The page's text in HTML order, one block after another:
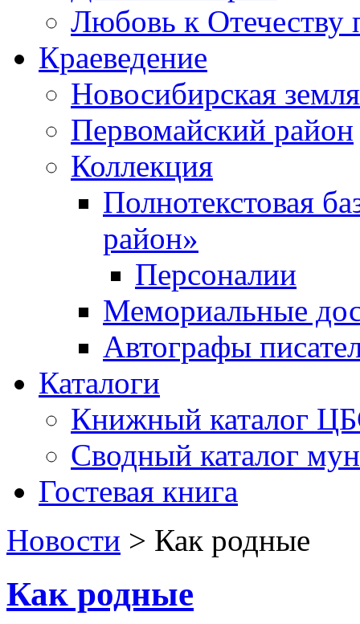
Любовь к Отечеству
Краеведение
Новосибирская земля
Первомайский район
Коллекция
Полнотекстовая
район»
Персоналии
Мемориальные
Автографы
Каталоги
Книжный каталог
Сводный каталог
Гостевая книга
Новости > Как родные
Как родные